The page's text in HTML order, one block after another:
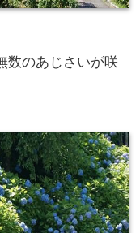
数のあじさいが咲